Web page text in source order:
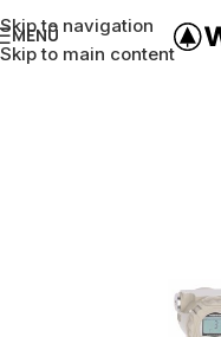
Skip to navigation
Skip to main content
MENÜ